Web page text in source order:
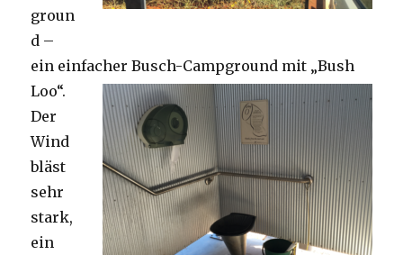
groun
d –
ein einfacher Busch-Campground mit „Bush
Loo“.
Der
Wind
bläst
sehr
stark,
ein